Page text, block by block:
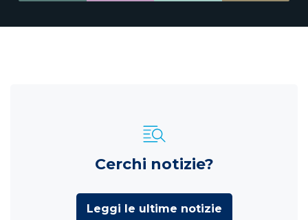
Cerchi notizie?
Leggi le ultime notizie